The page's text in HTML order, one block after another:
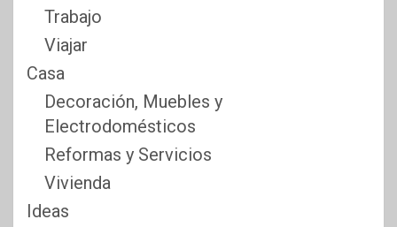
Trabajo
Viajar
Casa
Decoración, Muebles y
Electrodomésticos
Reformas y Servicios
Vivienda
Ideas